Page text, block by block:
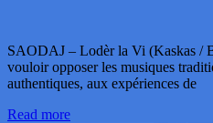
SAODAJ – Lodèr la Vi (Kaskas /
vouloir opposer les musiques
authentiques, aux expériences de
Read more